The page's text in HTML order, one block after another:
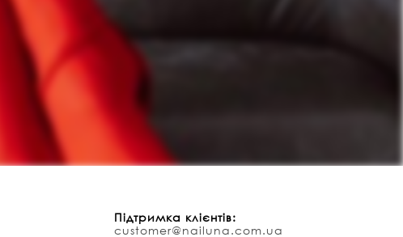
Підтримка клієнтів:
customer@nailuna.com.ua